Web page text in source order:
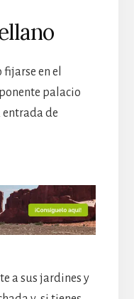
en el
palacio
de
a sus jardines y